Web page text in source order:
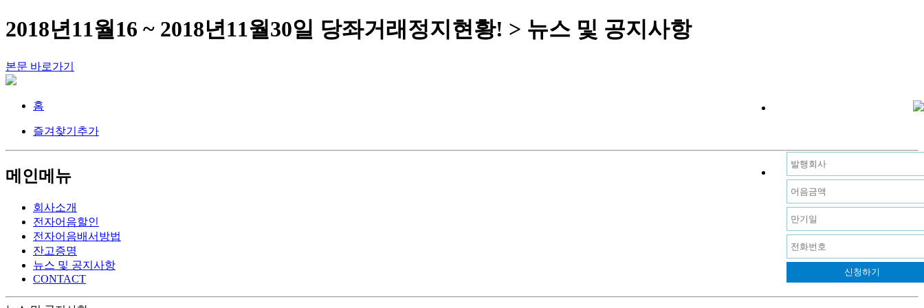
2018년11월16 ~ 2018년11월30일 당좌거래정지현황! > 뉴스 및 공지사항
본문 바로가기
홈
즐겨찾기추가
메인메뉴
회사소개
전자어음할인
전자어음배서방법
잔고증명
뉴스 및 공지사항
CONTACT
신청하기